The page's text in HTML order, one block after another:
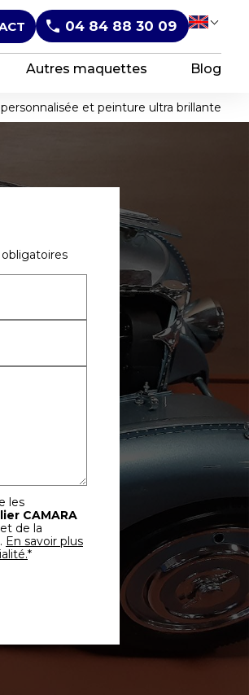
04 84 88 30 09
Autres maquettes Blog
et peinture ultra brillante
les
CAMARA
de la
En savoir plus
*